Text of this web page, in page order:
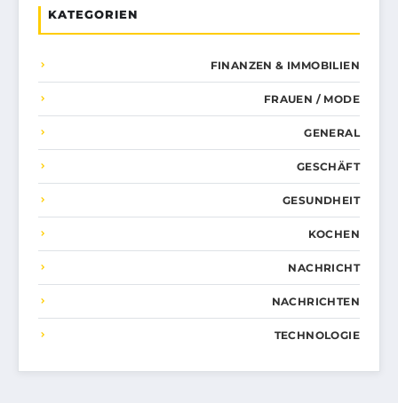
KATEGORIEN
FINANZEN & IMMOBILIEN
FRAUEN / MODE
GENERAL
GESCHÄFT
GESUNDHEIT
KOCHEN
NACHRICHT
NACHRICHTEN
TECHNOLOGIE